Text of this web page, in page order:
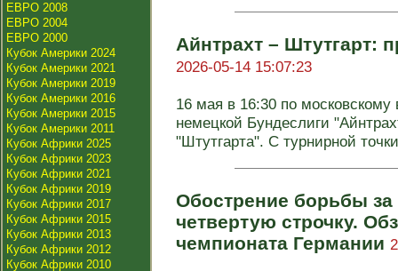
ЕВРО 2008
ЕВРО 2004
ЕВРО 2000
Кубок Америки 2024
Кубок Америки 2021
Кубок Америки 2019
Кубок Америки 2016
Кубок Америки 2015
Кубок Америки 2011
Кубок Африки 2025
Кубок Африки 2023
Кубок Африки 2021
Кубок Африки 2019
Кубок Африки 2017
Кубок Африки 2015
Кубок Африки 2013
Кубок Африки 2012
Кубок Африки 2010
Айнтрахт – Штутгарт:
2026-05-14 15:07:23
16 мая в 16:30 по московскому
немецкой Бундеслиги
"Штутгарта". С турнирной
Обострение борьбы
четвертую строчку.
чемпионата Германии